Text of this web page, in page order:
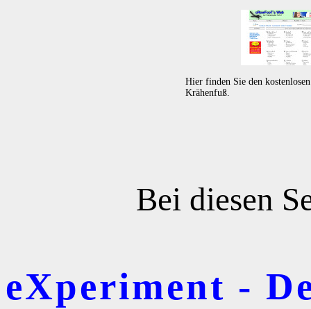
Hier finden Sie den
Krähenfuß.
Bei diesen
eXperiment -